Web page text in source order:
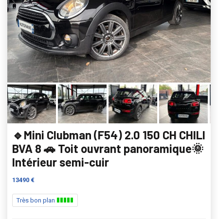
🔹Mini Clubman (F54) 2.0 150 CH CHILI
BVA 8 🚗 Toit ouvrant panoramique🌞
Intérieur semi-cuir
13490 €
Très bon plan